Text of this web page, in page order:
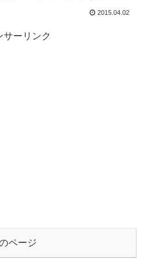
2015.04.02
サーリンク
ページ